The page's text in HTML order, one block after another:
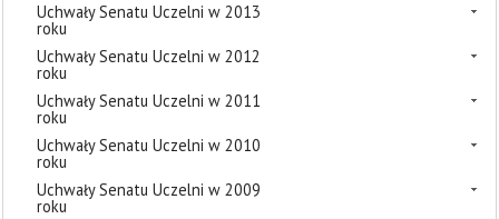
Uchwały Senatu Uczelni w 2013
roku
Uchwały Senatu Uczelni w 2012
roku
Uchwały Senatu Uczelni w 2011
roku
Uchwały Senatu Uczelni w 2010
roku
Uchwały Senatu Uczelni w 2009
roku